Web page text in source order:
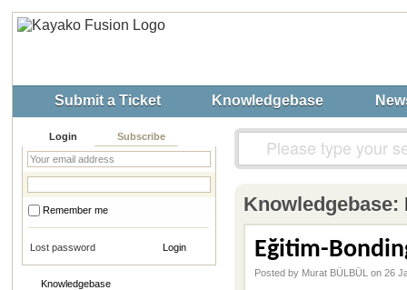
Submit a Ticket Knowledgebase
Login Subscribe
Remember me
Lost password
Knowledgebase
Knowledgebase:
Eğitim-
Posted by Murat BÜLBÜL on 26